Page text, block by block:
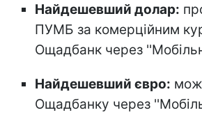
Найдешевший долар:
ПУМБ за комерційним
Ощадбанк через
Найдешевший євро:
Ощадбанку через